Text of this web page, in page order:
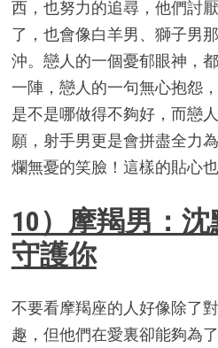
西，也努力的追尋，他們討
了，也會像白羊男、獅子男
沖。戀人的一個憂郁眼神，
一陣，戀人的一句無心抱怨
是不是哪做得不夠好，而戀
願，射手男更是會拼盡全力
爛無憂的笑臉！這樣的貼心
10）摩羯男：
守護你
不要看摩羯座的人好像除了
趣，但他們在愛裏卻能夠為